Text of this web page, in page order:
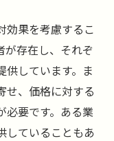
効果を考慮するこ
が存在し、それぞ
供しています。ま
せ、価格に対する
必要です。ある業
していることもあ